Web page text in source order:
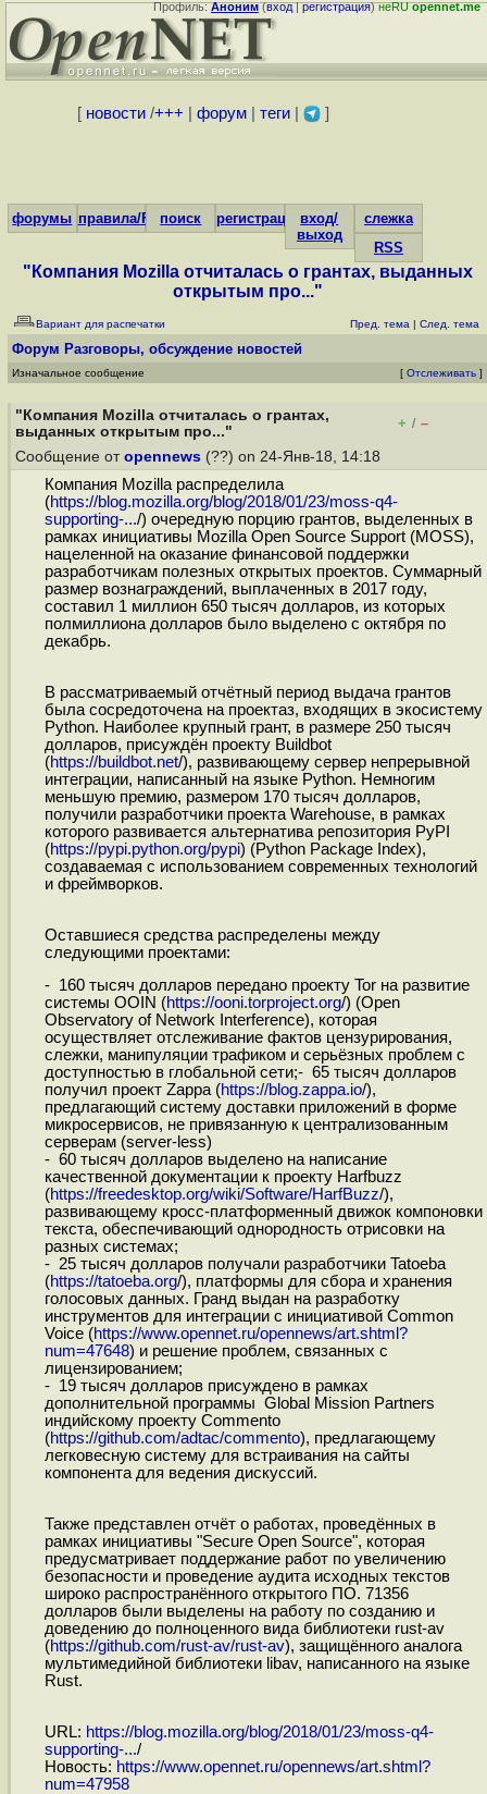
Профиль:Аноним(вход|регистрация)неRUopennet.me
[ новости/+++ форум| теги| ]
форумы правила/FAQпоиск регистрациявход/
выход
слежка
RSS
"Компания Mozilla отчиталась о грантах, выданных
открытым про..."
Вариант для распечатки Пред. тема | След. тема
Форум Разговоры, обсуждение новостей
Изначальное сообщение [ Отслеживать ]
"Компания Mozilla отчиталась о грантах,
выданных открытым про..."
+ / –
Сообщение от opennews (??) on 24-Янв-18, 14:18
Компания Mozilla распределила
(https://blog.mozilla.org/blog/2018/01/23/moss-q4-
supporting-.../) очередную порцию грантов, выделенных в
рамках инициативы Mozilla Open Source Support (MOSS),
нацеленной на оказание финансовой поддержки
разработчикам полезных открытых проектов. Суммарный
размер вознаграждений, выплаченных в 2017 году,
составил 1 миллион 650 тысяч долларов, из которых
полмиллиона долларов было выделено с октября по
декабрь.
В рассматриваемый отчётный период выдача грантов
была сосредоточена на проектаз, входящих в экосистему
Python. Наиболее крупный грант, в размере 250 тысяч
долларов, присуждён проекту Buildbot
(https://buildbot.net/), развивающему сервер непрерывной
интеграции, написанный на языке Python. Немногим
меньшую премию, размером 170 тысяч долларов,
получили разработчики проекта Warehouse, в рамках
которого развивается альтернатива репозитория PyPI
(https://pypi.python.org/pypi) (Python Package Index),
создаваемая с использованием современных технологий
и фреймворков.
Оставшиеся средства распределены между
следующими проектами:
- 160 тысяч долларов передано проекту Tor на развитие
системы OOIN (https://ooni.torproject.org/) (Open
Observatory of Network Interference), которая
осуществляет отслеживание фактов цензурирования,
слежки, манипуляции трафиком и серьёзных проблем с
доступностью в глобальной сети;- 65 тысяч долларов
получил проект Zappa (https://blog.zappa.io/),
предлагающий систему доставки приложений в форме
микросервисов, не привязанную к централизованным
серверам (server-less)
- 60 тысяч долларов выделено на написание
качественной документации к проекту Harfbuzz
(https://freedesktop.org/wiki/Software/HarfBuzz/),
развивающему кросс-платформенный движок компоновки
текста, обеспечивающий однородность отрисовки на
разных системах;
- 25 тысяч долларов получали разработчики Tatoeba
(https://tatoeba.org/), платформы для сбора и хранения
голосовых данных. Гранд выдан на разработку
инструментов для интеграции с инициативой Common
Voice (https://www.opennet.ru/opennews/art.shtml?
num=47648) и решение проблем, связанных с
лицензированием;
- 19 тысяч долларов присуждено в рамках
дополнительной программы Global Mission Partners
индийскому проекту Commento
(https://github.com/adtac/commento), предлагающему
легковесную систему для встраивания на сайты
компонента для ведения дискуссий.
Также представлен отчёт о работах, проведённых в
рамках инициативы "Secure Open Source", которая
предусматривает поддержание работ по увеличению
безопасности и проведение аудита исходных текстов
широко распространённого открытого ПО. 71356
долларов были выделены на работу по созданию и
доведению до полноценного вида библиотеки rust-av
(https://github.com/rust-av/rust-av), защищённого аналога
мультимедийной библиотеки libav, написанного на языке
Rust.
URL: https://blog.mozilla.org/blog/2018/01/23/moss-q4-
supporting-.../
Новость: https://www.opennet.ru/opennews/art.shtml?
num=47958